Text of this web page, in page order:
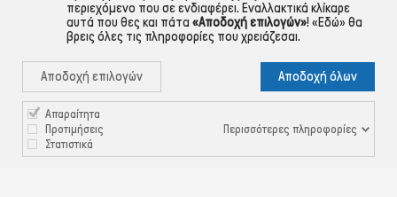
ΠΛΗΡΟΦΟΡΙΕΣ
ΧΡΉΣΙΜΑ 
ΕΞΥΠΗΡΈΤΗΣΗ ΠΕΛΑΤΏΝ
περιεχόμενο που σε ενδιαφέρει. Εναλλακτικά κλίκαρε
αυτά που θες και πάτα «Αποδοχή επιλογών»! «Εδώ» θα
βρεις όλες τις πληροφορίες που χρειάζεσαι.
Αποδοχή επιλογών Αποδοχή όλων
Απαραίτητα
Προτιμήσεις
Στατιστικά
Περισσότερες πληροφορίες